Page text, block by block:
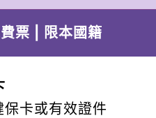
票 | 限本國籍
卡或有效證件